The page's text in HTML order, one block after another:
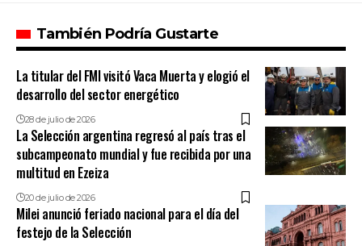
También Podría Gustarte
La titular del FMI visitó Vaca Muerta y elogió el
desarrollo del sector energético
28 de julio de 2026
La Selección argentina regresó al país tras el
subcampeonato mundial y fue recibida por una
multitud en Ezeiza
20 de julio de 2026
Milei anunció feriado nacional para el día del
festejo de la Selección